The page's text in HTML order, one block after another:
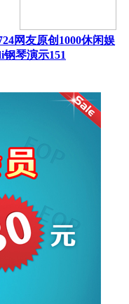
网友原创 1000休闲娱
钢琴演示151